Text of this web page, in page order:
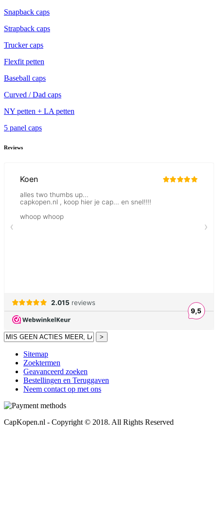
Snapback caps
Strapback caps
Trucker caps
Flexfit petten
Baseball caps
Curved / Dad caps
NY petten + LA petten
5 panel caps
Reviews
>
Sitemap
Zoektermen
Geavanceerd zoeken
Bestellingen en Teruggaven
Neem contact op met ons
CapKopen.nl - Copyright © 2018. All Rights Reserved